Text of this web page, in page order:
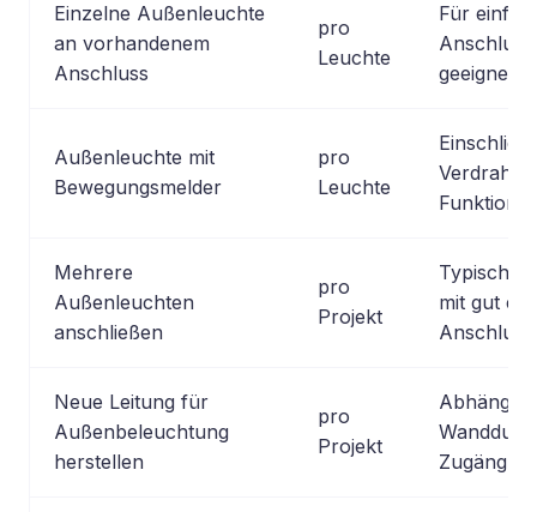
Einzelne Außenleuchte
an vorhandenem
Anschluss
pro
Leuchte
Für
Außenleuchte mit
Bewegungsmelder
pro
Leuchte
Mehrere
Außenleuchten
anschließen
pro
Projekt
Typisch
mit gut
Neue Leitung für
Außenbeleuchtung
herstellen
pro
Projekt
Abhängig